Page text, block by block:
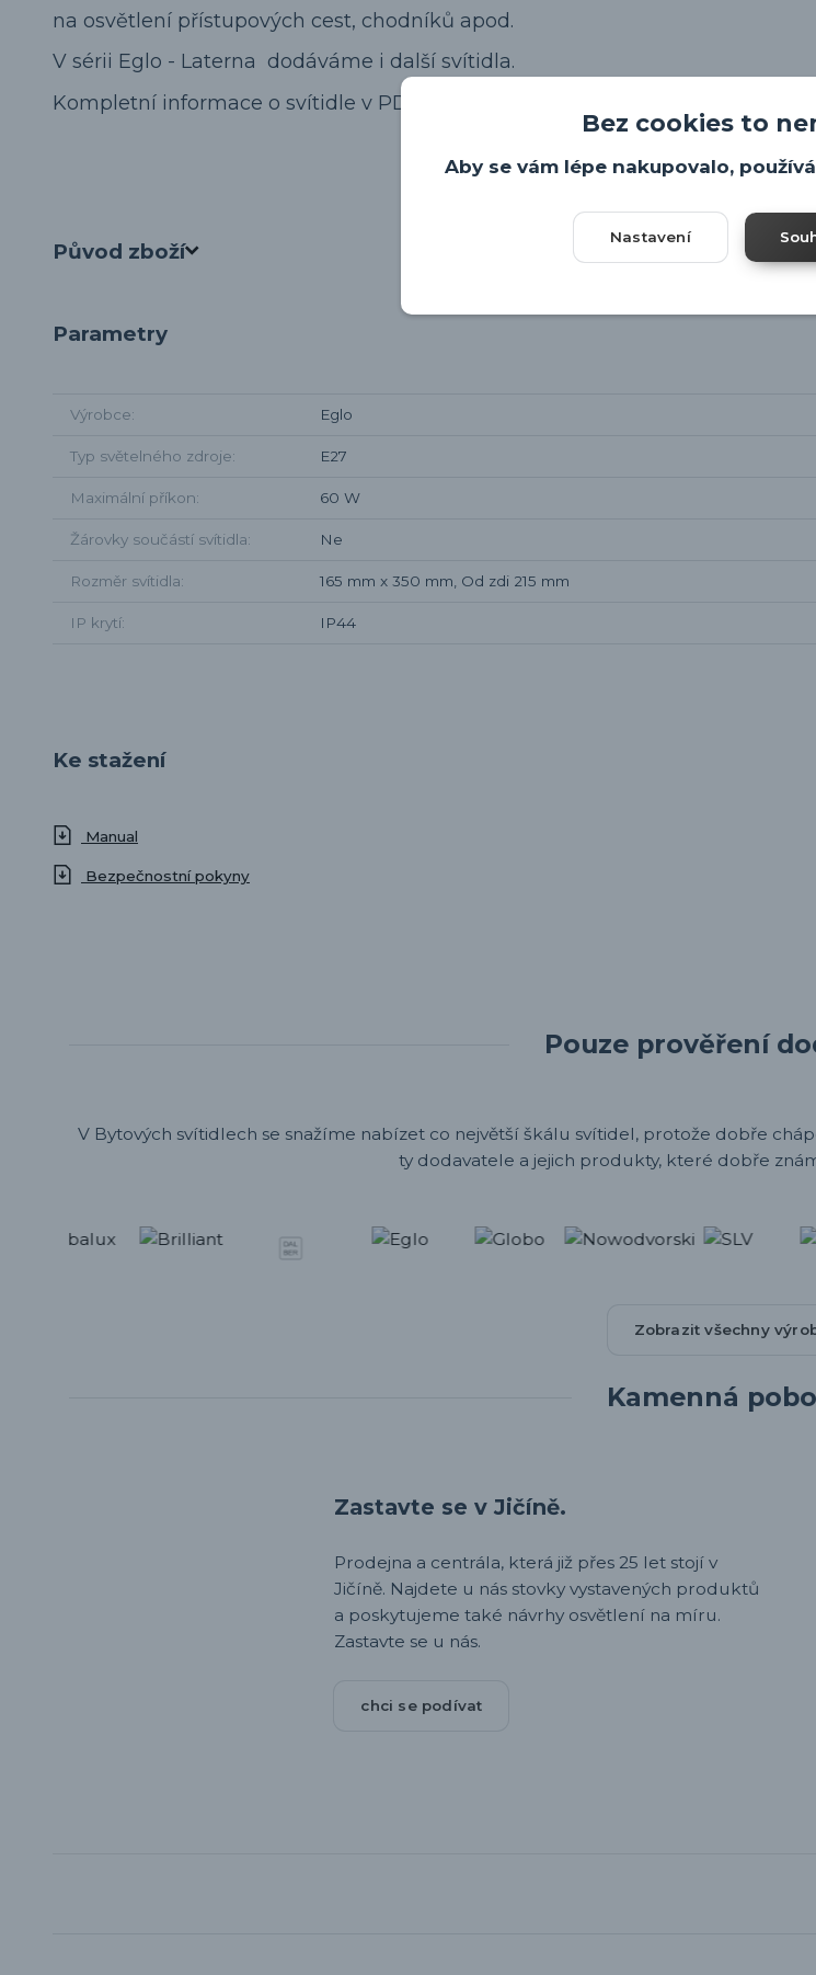
na osvětlení přístupových cest, chodníků apod.
V sérii Eglo - Laterna dodáváme i další svítidla.
Kompletní informace o svítidle v PDF souboru naleznete v záložce "ke stažení"
Původ zboží
Parametry
Výrobce Eglo
Typ světelného zdroje E27
Maximální příkon 60 W
Žárovky součástí svítidla Ne
Rozměr svítidla 165 mm x 350 mm, Od zdi 215 mm
IP krytí IP44
Ke stažení
Manual
Bezpečnostní pokyny
Pouze prověření
V Bytových svítidlech se snažíme nabízet co největší škálu svítidel, protože dobře
ty dodavatele a jejich produkty, které dobře
Zobrazit všechny
Kamenná
Zastavte se v Jičíně.
Prodejna a centrála, která již přes 25 let stojí v
Jičíně. Najdete u nás stovky vystavených produktů
a poskytujeme také návrhy osvětlení na míru.
Zastavte se u nás.
chci se podívat
Bez cookies to
Aby se vám lépe nakupovalo,
Nastavení